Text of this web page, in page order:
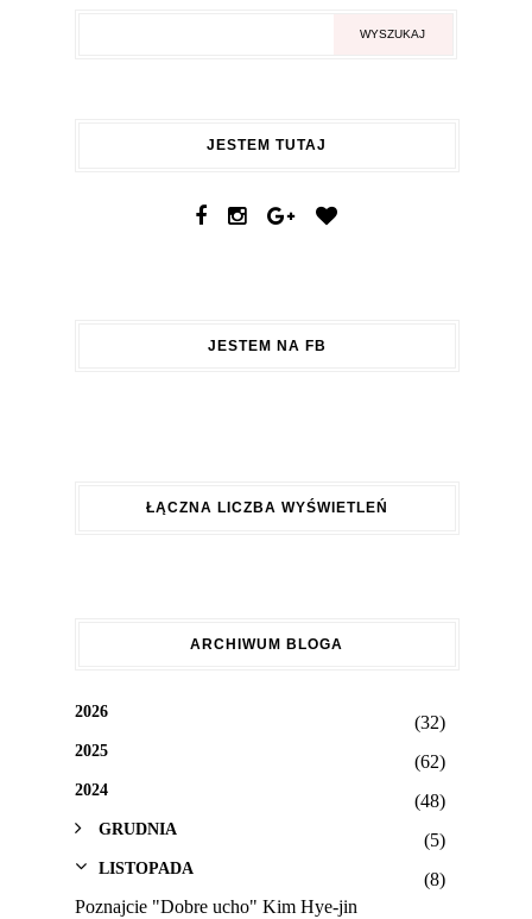
JESTEM TUTAJ
JESTEM NA FB
ŁĄCZNA LICZBA WYŚWIETLEŃ
ARCHIWUM BLOGA
2026
(32)
2025
(62)
2024
(48)
GRUDNIA
(5)
LISTOPADA
(8)
Poznajcie "Dobre ucho" Kim Hye-jin